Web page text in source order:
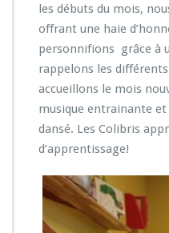
les débuts du mois,
offrant une haie
personnifions grâce à
rappelons les
accueillons le mois
musique entrainante
dansé. Les Colibris
d’apprentissage!